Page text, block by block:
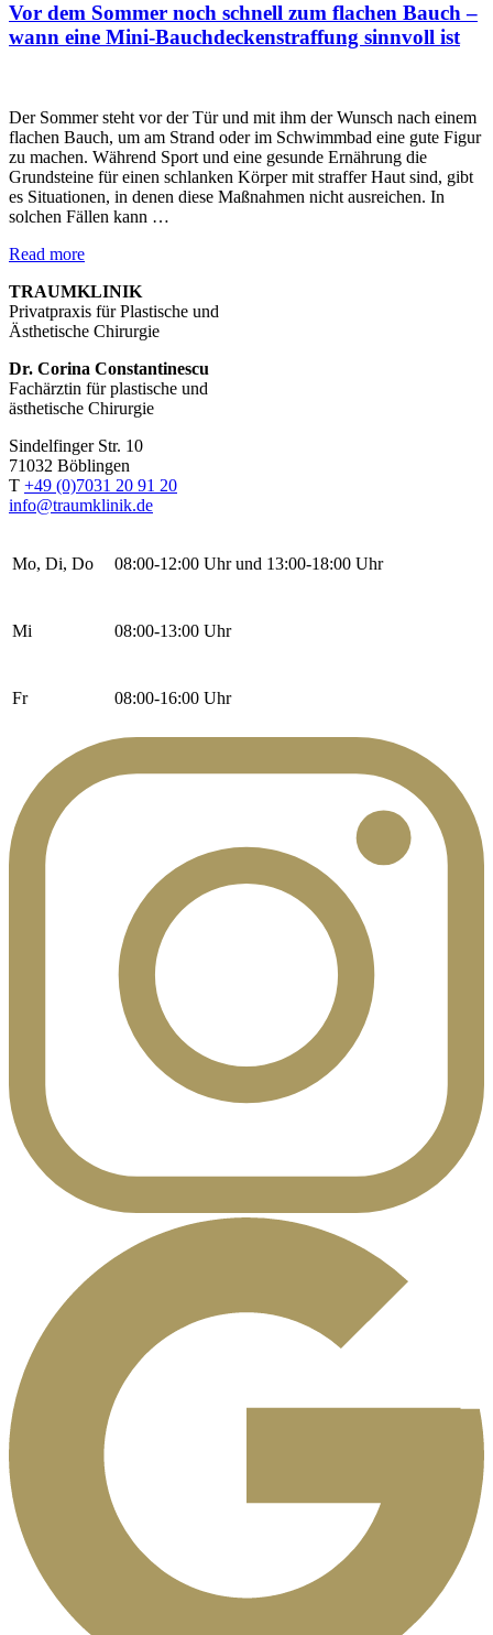
Vor dem Sommer noch schnell zum flachen Bauch –
wann eine Mini-Bauchdeckenstraffung sinnvoll ist
Der Sommer steht vor der Tür und mit ihm der Wunsch nach einem
flachen Bauch, um am Strand oder im Schwimmbad eine gute Figur
zu machen. Während Sport und eine gesunde Ernährung die
Grundsteine für einen schlanken Körper mit straffer Haut sind, gibt
es Situationen, in denen diese Maßnahmen nicht ausreichen. In
solchen Fällen kann …
Read more
TRAUMKLINIK
Privatpraxis für Plastische und
Ästhetische Chirurgie
Dr. Corina Constantinescu
Fachärztin für plastische und
ästhetische Chirurgie
Sindelfinger Str. 10
71032 Böblingen
T +49 (0)7031 20 91 20
info@traumklinik.de
Mo, Di, Do 08:00-12:00 Uhr und 13:00-18:00 Uhr
Mi 08:00-13:00 Uhr
Fr 08:00-16:00 Uhr